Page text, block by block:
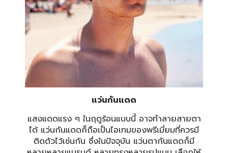
แว่นกันแดด
แสงแดดแรง ๆ ในฤดูร้อนแบบนี้ อาจทำลายสายตา
ได้ แว่นกันแดดก็ถือเป็นไอเทมของพรีเมี่ยมที่ควรมี
ติดตัวไว้เช่นกัน ซึ่งในปัจจุบัน แว่นตากันแดดก็มี